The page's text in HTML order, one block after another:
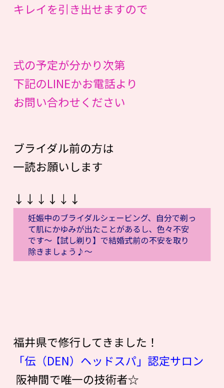
キレイを引き出せますので
式の予定が分かり次第
下記のLINEかお電話より
お問い合わせください
ブライダル前の方は
一読お願いします
↓↓↓↓↓↓
妊娠中のブライダルシェービング、自分で剃っ
て肌にかゆみが出たことがあるし、色々不安
です〜【試し剃り】で結婚式前の不安を取り
除きましょう♪〜
福井県で修行してきました！
「伝（DEN）ヘッドスパ」認定サロン
阪神間で唯一の技術者☆